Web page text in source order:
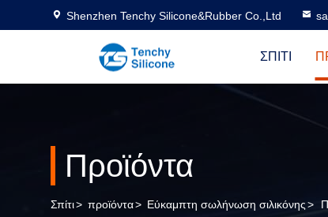
Shenzhen Tenchy Silicone&Rubber Co.,Ltd
ΣΠΊΤΙ
Προϊόντα
Σπίτι> προϊόντα> Εύκαμπτη σωλήνωση σιλικόνης>